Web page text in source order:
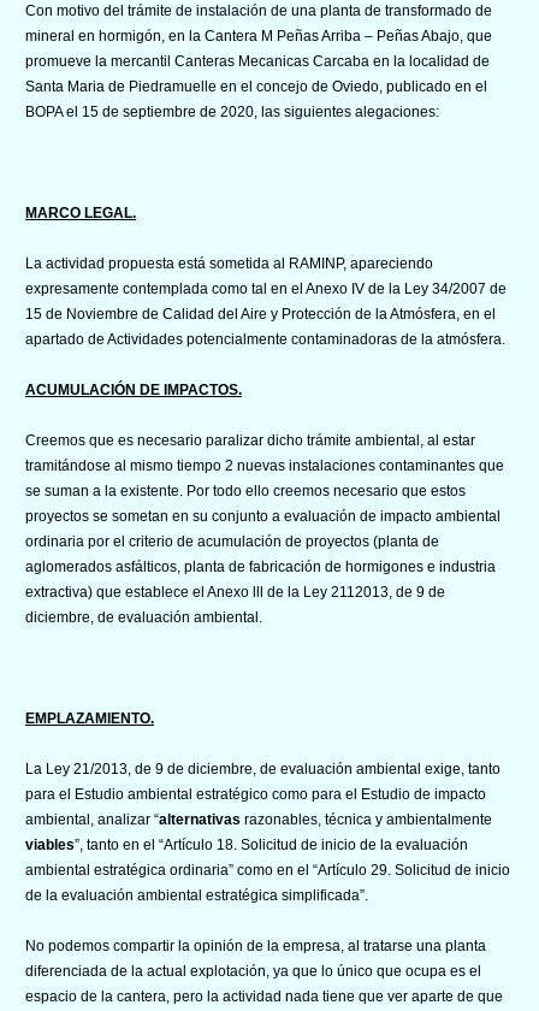
Con motivo del trámite de instalación de una planta de transformado de
mineral en hormigón, en la Cantera M Peñas Arriba – Peñas Abajo, que
promueve la mercantil Canteras Mecanicas Carcaba en la localidad de
Santa Maria de Piedramuelle en el concejo de Oviedo, publicado en el
BOPA el 15 de septiembre de 2020, las siguientes alegaciones:
MARCO LEGAL.
La actividad propuesta está sometida al RAMINP, apareciendo
expresamente contemplada como tal en el Anexo IV de la Ley 34/2007 de
15 de Noviembre de Calidad del Aire y Protección de la Atmósfera, en el
apartado de Actividades potencialmente contaminadoras de la atmósfera.
ACUMULACIÓN DE IMPACTOS.
Creemos que es necesario paralizar dicho trámite ambiental, al estar
tramitándose al mismo tiempo 2 nuevas instalaciones contaminantes que
se suman a la existente. Por todo ello creemos necesario que estos
proyectos se sometan en su conjunto a evaluación de impacto ambiental
ordinaria por el criterio de acumulación de proyectos (planta de
aglomerados asfálticos, planta de fabricación de hormigones e industria
extractiva) que establece el Anexo lll de la Ley 2112013, de 9 de
diciembre, de evaluación ambiental.
EMPLAZAMIENTO.
La Ley 21/2013, de 9 de diciembre, de evaluación ambiental exige, tanto
para el Estudio ambiental estratégico como para el Estudio de impacto
ambiental, analizar “alternativas razonables, técnica y ambientalmente
viables”, tanto en el “Artículo 18. Solicitud de inicio de la evaluación
ambiental estratégica ordinaria” como en el “Artículo 29. Solicitud de inicio
de la evaluación ambiental estratégica simplificada”.
No podemos compartir la opinión de la empresa, al tratarse una planta
diferenciada de la actual explotación, ya que lo único que ocupa es el
espacio de la cantera, pero la actividad nada tiene que ver aparte de que